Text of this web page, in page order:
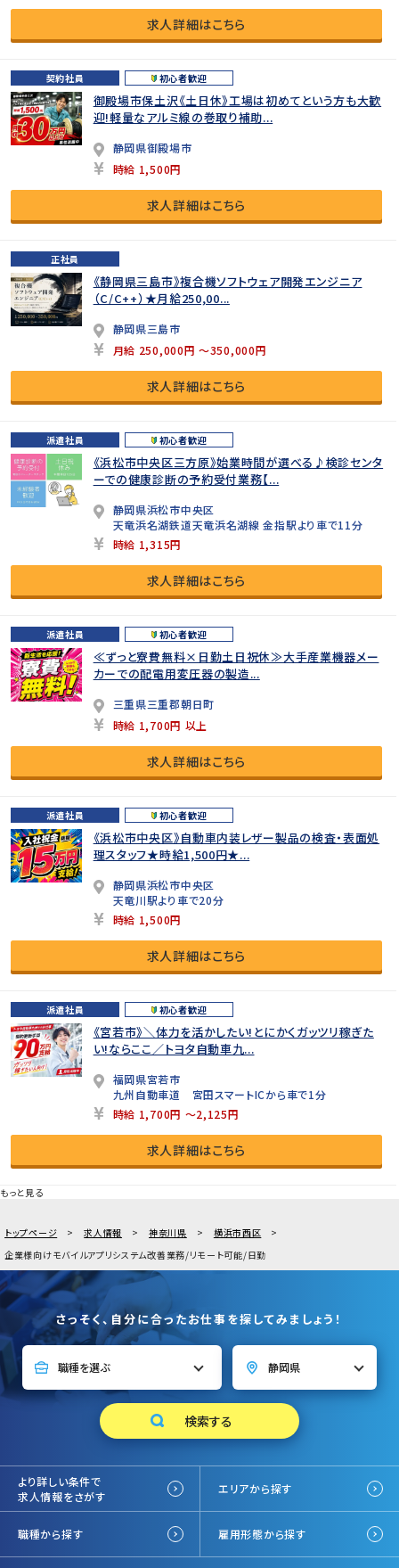
求人詳細はこちら
契約社員 初心者歓迎
御殿場市保土沢《土日休》工場は初めてという方も大歓
迎!軽量なアルミ線の巻取り補助...
静岡県御殿場市
時給 1,500円
求人詳細はこちら
正社員
《静岡県三島市》複合機ソフトウェア開発エンジニア
（C/C++）★月給250,00...
静岡県三島市
月給 250,000円 ～350,000円
求人詳細はこちら
派遣社員 初心者歓迎
《浜松市中央区三方原》始業時間が選べる♪検診センタ
ーでの健康診断の予約受付業務【...
静岡県浜松市中央区
天竜浜名湖鉄道天竜浜名湖線 金指駅より車で11分
時給 1,315円
求人詳細はこちら
派遣社員 初心者歓迎
≪ずっと寮費無料×日勤土日祝休≫大手産業機器メー
カーでの配電用変圧器の製造...
三重県三重郡朝日町
時給 1,700円 以上
求人詳細はこちら
派遣社員 初心者歓迎
《浜松市中央区》自動車内装レザー製品の検査・表面処
理スタッフ★時給1,500円★...
静岡県浜松市中央区
天竜川駅より車で20分
時給 1,500円
求人詳細はこちら
派遣社員 初心者歓迎
《宮若市》＼体力を活かしたい!とにかくガッツリ稼ぎた
い!ならここ／トヨタ自動車九...
福岡県宮若市
九州自動車道 宮田スマートICから車で1分
時給 1,700円 ～2,125円
求人詳細はこちら
もっと見る
トップページ 求人情報 神奈川県
横浜市西区
企業様向けモバイルアプリシステム改善業務/リモート可能/日勤
さっそく、自分に合ったお仕事を探してみましょう！
より詳しい条件で
求人情報をさがす
エリアから探す
職種から探す 雇用形態から探す